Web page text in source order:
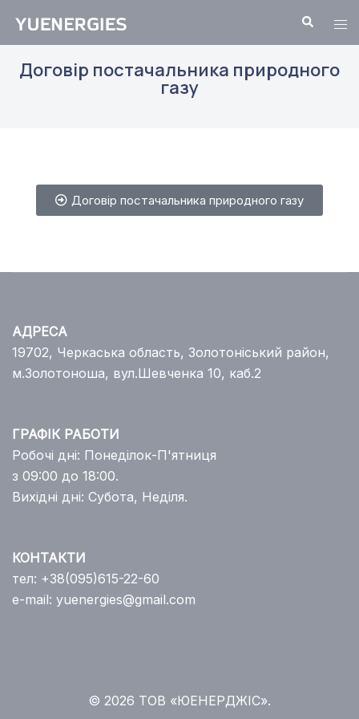
Договір постачальника природного
газу
Договір постачальника природного газу
АДРЕСА
19702, Черкаська область, Золотоніський район,
м.Золотоноша, вул.Шевченка 10, каб.2
ГРАФІК РАБОТИ
Робочі дні: Понеділок-П'ятниця
з 09:00 до 18:00.
Вихідні дні: Субота, Неділя.
КОНТАКТИ
тел: +38(095)615-22-60
e-mail: yuenergies@gmail.com
© 2026 ТОВ «ЮЕНЕРДЖІС».